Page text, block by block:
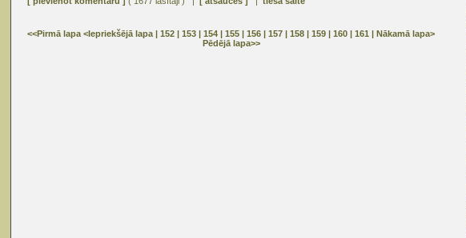
<<Pirmā lapa <Iepriekšējā lapa | 152 | 153 | 154 | 155 | 156 | 157 | 158 | 159 | 160 | 161 | Nākamā lapa>
Pēdējā lapa>>